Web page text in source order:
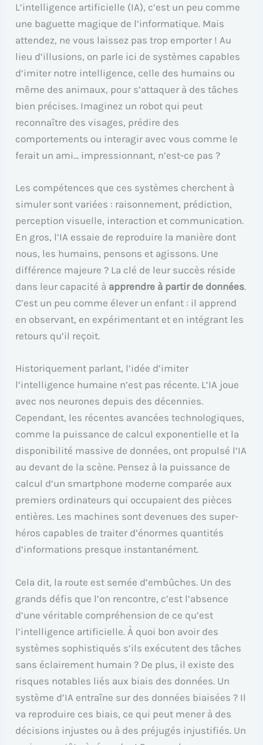
L’intelligence artificielle (IA), c’est un peu comme
une baguette magique de l’informatique. Mais
attendez, ne vous laissez pas trop emporter ! Au
lieu d’illusions, on parle ici de systèmes capables
d’imiter notre intelligence, celle des humains ou
même des animaux, pour s’attaquer à des tâches
bien précises. Imaginez un robot qui peut
reconnaître des visages, prédire des
comportements ou interagir avec vous comme le
ferait un ami… impressionnant, n’est-ce pas ?
Les compétences que ces systèmes cherchent à
simuler sont variées : raisonnement, prédiction,
perception visuelle, interaction et communication.
En gros, l’IA essaie de reproduire la manière dont
nous, les humains, pensons et agissons. Une
différence majeure ? La clé de leur succès réside
dans leur capacité à apprendre à partir de données.
C’est un peu comme élever un enfant : il apprend
en observant, en expérimentant et en intégrant les
retours qu’il reçoit.
Historiquement parlant, l’idée d’imiter
l’intelligence humaine n’est pas récente. L’IA joue
avec nos neurones depuis des décennies.
Cependant, les récentes avancées technologiques,
comme la puissance de calcul exponentielle et la
disponibilité massive de données, ont propulsé l’IA
au devant de la scène. Pensez à la puissance de
calcul d’un smartphone moderne comparée aux
premiers ordinateurs qui occupaient des pièces
entières. Les machines sont devenues des super-
héros capables de traiter d’énormes quantités
d’informations presque instantanément.
Cela dit, la route est semée d’embûches. Un des
grands défis que l’on rencontre, c’est l’absence
d’une véritable compréhension de ce qu’est
l’intelligence artificielle. À quoi bon avoir des
systèmes sophistiqués s’ils exécutent des tâches
sans éclairement humain ? De plus, il existe des
risques notables liés aux biais des données. Un
système d’IA entraîne sur des données biaisées ? Il
va reproduire ces biais, ce qui peut mener à des
décisions injustes ou à des préjugés injustifiés. Un